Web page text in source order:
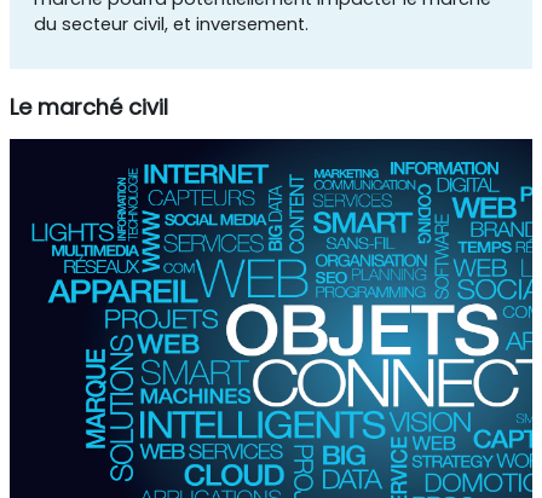
du secteur civil, et inversement.
Le marché civil